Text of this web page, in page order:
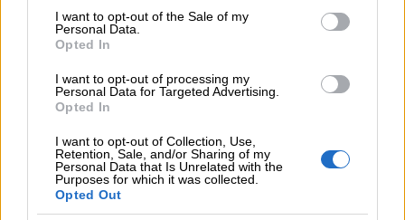
consent section.
I want to opt-out of the Sale of my
Personal Data.
Opted In
I want to opt-out of processing my
Personal Data for Targeted Advertising.
Opted In
I want to opt-out of Collection, Use,
Retention, Sale, and/or Sharing of my
Personal Data that Is Unrelated with the
Purposes for which it was collected.
Opted Out
/ kk
Aloita laskutus ilmaiseksi .
Laskumäärä vuodessa